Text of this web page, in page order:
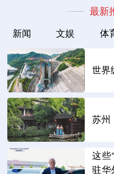
最新
新闻 文娱 体
世界
苏州
这些
驻华